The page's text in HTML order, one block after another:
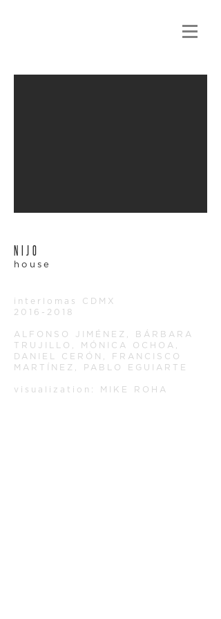
NIJO
house
interlomas CDMX
2016-2018
ALFONSO JIMÉNEZ, BÁRBARA
TRUJILLO, MÓNICA OCHOA,
DANIEL CERÓN, FRANCISCO
MARTÍNEZ, PABLO EGUIARTE
visualization: MIKE ROHA